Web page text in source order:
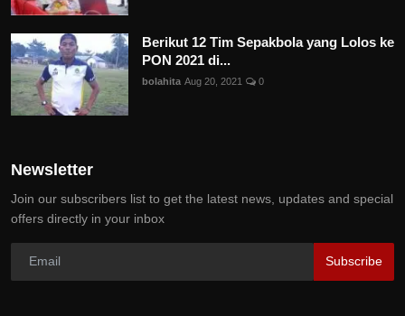
Berikut 12 Tim Sepakbola yang Lolos ke
PON 2021 di...
bolahita Aug 20, 2021 0
Newsletter
Join our subscribers list to get the latest news, updates and special
offers directly in your inbox
Subscribe